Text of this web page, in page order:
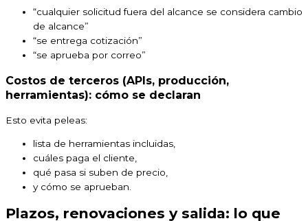
“cualquier solicitud fuera del alcance se considera cambio
de alcance”
“se entrega cotización”
“se aprueba por correo”
Costos de terceros (APIs, producción,
herramientas): cómo se declaran
Esto evita peleas:
lista de herramientas incluidas,
cuáles paga el cliente,
qué pasa si suben de precio,
y cómo se aprueban.
Plazos, renovaciones y salida: lo que